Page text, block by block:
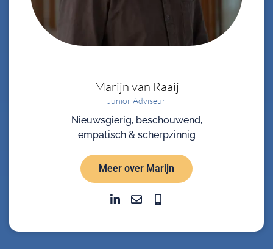
Marijn van Raaij
Junior Adviseur
Nieuwsgierig, beschouwend,
empatisch & scherpzinnig
Meer over Marijn